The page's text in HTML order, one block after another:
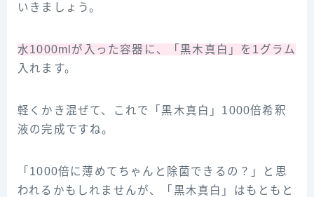
いきましょう。
水1000mlが入った容器に、「黒木真白」を1グラム
入れます。
軽くかき混ぜて、これで「黒木真白」1000倍希釈
液の完成ですね。
「1000倍に薄めてちゃんと除菌できるの？」と思
われるかもしれませんが、「黒木真白」はもともと